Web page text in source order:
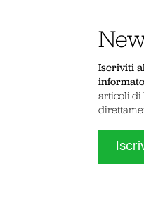
Iscriviti
informato
articoli di